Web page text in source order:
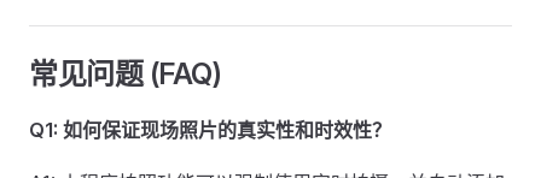
常见问题 (FAQ)
Q1: 如何保证现场照片的真实性和时效性？